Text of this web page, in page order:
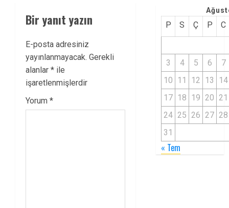
Bir yanıt yazın
E-posta adresiniz
yayınlanmayacak. Gerekli
alanlar * ile
işaretlenmişlerdir
Yorum *
P S Ç P C
3 4 5 6
7
10 11 12 13
14
17 18 19 20 21
24 25 26 27 28
31
« Tem